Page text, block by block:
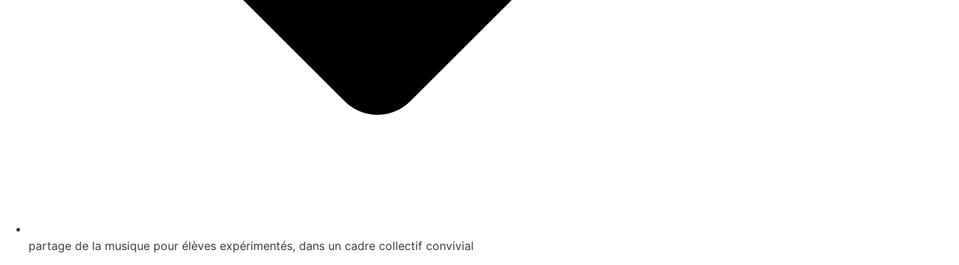
partage de la musique pour élèves expérimentés, dans un cadre collectif convivial